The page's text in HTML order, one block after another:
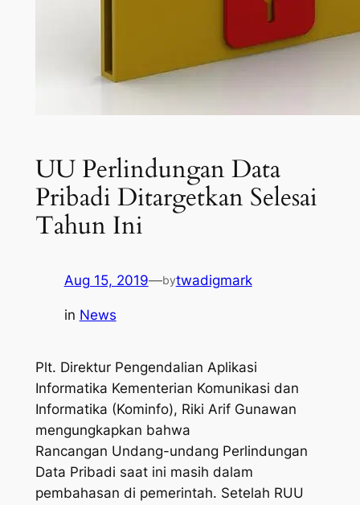
UU Perlindungan Data
Pribadi Ditargetkan Selesai
Tahun Ini
Aug 15, 2019—bytwadigmark
in News
Plt. Direktur Pengendalian Aplikasi
Informatika Kementerian Komunikasi dan
Informatika (Kominfo), Riki Arif Gunawan
mengungkapkan bahwa
Rancangan Undang-undang Perlindungan
Data Pribadi saat ini masih dalam
pembahasan di pemerintah. Setelah RUU